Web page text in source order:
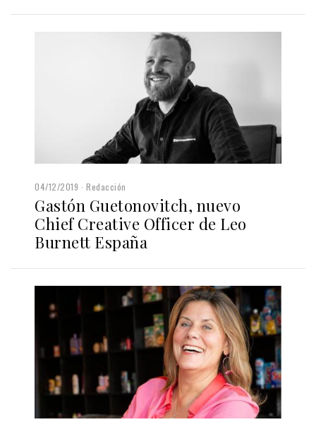
04/12/2019 Redacción
Gastón Guetonovitch, nuevo
Chief Creative Officer de Leo
Burnett España